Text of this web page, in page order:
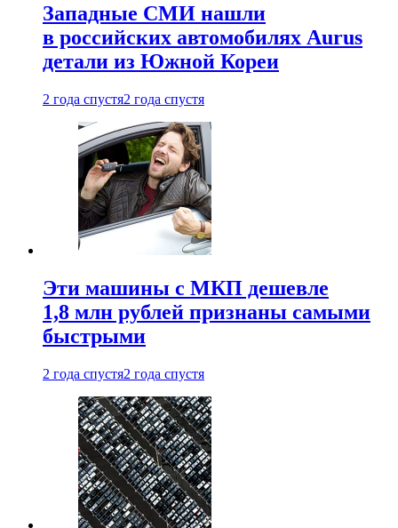
Западные СМИ нашли
в российских автомобилях Aurus
детали из Южной Кореи
2 года спустя2 года спустя
Эти машины с МКП дешевле
1,8 млн рублей признаны самыми
быстрыми
2 года спустя2 года спустя